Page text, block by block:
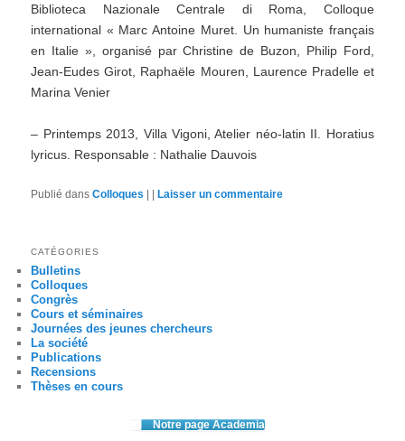
Biblioteca Nazionale Centrale di Roma, Colloque
international « Marc Antoine Muret. Un humaniste français
en Italie », organisé par Christine de Buzon, Philip Ford,
Jean-Eudes Girot, Raphaële Mouren, Laurence Pradelle et
Marina Venier
– Printemps 2013, Villa Vigoni, Atelier néo-latin II. Horatius
lyricus. Responsable : Nathalie Dauvois
Publié dans Colloques Laisser un commentaire
CATÉGORIES
Bulletins
Colloques
Congrès
Cours et séminaires
Journées des jeunes chercheurs
La société
Publications
Recensions
Thèses en cours
Notre page Academia